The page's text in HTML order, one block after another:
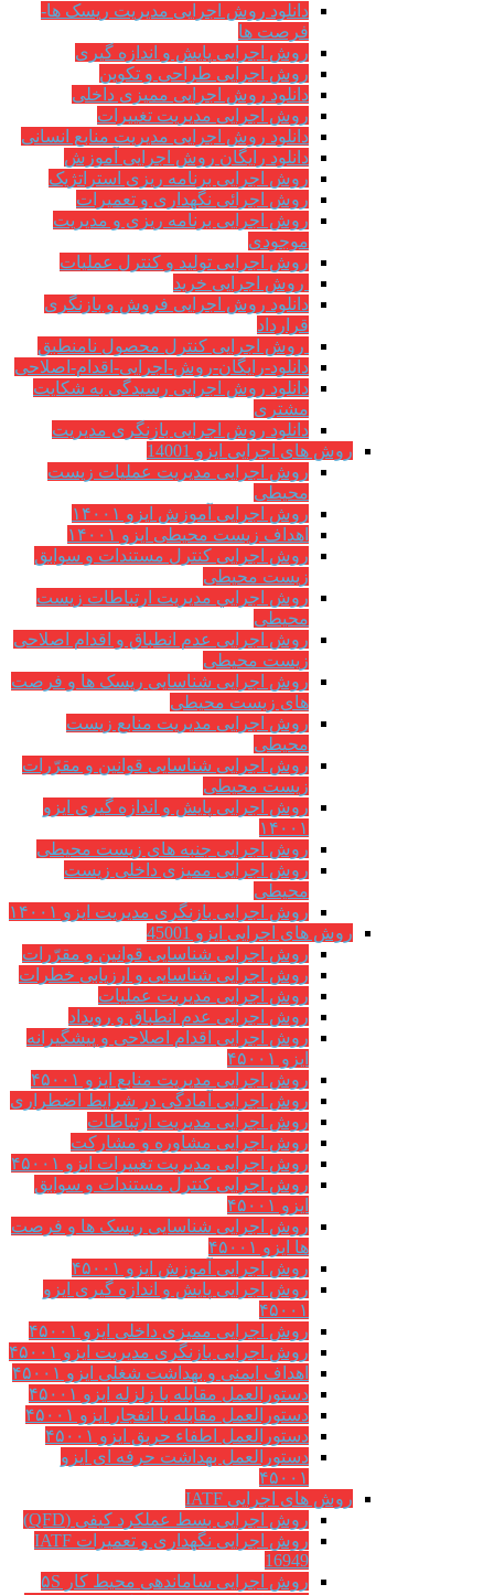
دانلود روش اجرایی مدیریت ریسک ها-
فرصت ها
روش اجرایی پایش و اندازه گیری
روش اجرایی طراحی و تکوین
دانلود روش اجرایی ممیزی داخلی
روش اجرایی مدیریت تغییرات
دانلود روش اجرایی مدیریت منابع انسانی
دانلود رایگان روش اجرایی آموزش
روش اجرایی برنامه ریزی استراتژیک
روش اجرائی نگهداری و تعمیرات
روش اجرایی برنامه ریزی و مدیریت
موجودی
روش اجرایی تولید و کنترل عملیات
روش اجرایی خرید
دانلود روش اجرایی فروش و بازنگری
قرارداد
روش اجرایی کنترل محصول نامنطبق
دانلود-رایگان-روش-اجرایی-اقدام-اصلاحی
دانلود روش اجرایی رسیدگی به شکایت
مشتری
دانلود روش اجرایی بازنگری مدیریت
روش های اجرایی ایزو 14001
روش اجرایی مدیریت عملیات زیست
محیطی
روش اجرایی آموزش ایزو ۱۴۰۰۱
اهداف زیست محیطی ایزو ۱۴۰۰۱
روش اجرایی کنترل مستندات و سوابق
زیست محیطی
روش اجرايي مدیریت ارتباطات زیست
محیطی
روش اجرایی عدم انطباق و اقدام اصلاحی
زیست محیطی
روش اجرایی شناسایی ریسک ها و فرصت
های زیست محیطی
روش اجرایی مدیریت منابع زیست
محیطی
روش اجرایی شناسایی قوانین و مقرّرات
زیست محیطی
روش اجرایی پایش و اندازه گیری ایزو
۱۴۰۰۱
روش اجرایی جنبه های زیست محیطی
روش اجرایی ممیزی داخلی زیست
محیطی
روش اجرایی بازنگری مدیریت ایزو ۱۴۰۰۱
روش های اجرایی ایزو 45001
روش اجرایی شناسایی قوانین و مقرّرات
روش اجرایی شناسایی و ارزیابی خطرات
روش اجرایی مدیریت عملیات
روش اجرایی عدم انطباق و رویداد
روش اجرایی اقدام اصلاحی و پیشگیرانه
ایزو ۴۵۰۰۱
روش اجرایی مدیریت منابع ایزو ۴۵۰۰۱
روش اجرایی آمادگی در شرایط اضطراری
روش اجرایی مدیریت ارتباطات
روش اجرایی مشاوره و مشارکت
روش اجرایی مدیریت تغییرات ایزو ۴۵۰۰۱
روش اجرایی کنترل مستندات و سوابق
ایزو ۴۵۰۰۱
روش اجرایی شناسایی ریسک ها و فرصت
ها ایزو ۴۵۰۰۱
روش اجرایی آموزش ایزو ۴۵۰۰۱
روش اجرایی پایش و اندازه گیری ایزو
۴۵۰۰۱
روش اجرایی ممیزی داخلی ایزو ۴۵۰۰۱
روش اجرایی بازنگری مدیریت ایزو ۴۵۰۰۱
اهداف ایمنی و بهداشت شغلی ایزو ۴۵۰۰۱
دستورالعمل مقابله با زلزله ایزو ۴۵۰۰۱
دستورالعمل مقابله با انفجار ایزو ۴۵۰۰۱
دستورالعمل اطفاء حریق ایزو ۴۵۰۰۱
دستورالعمل بهداشت حرفه ای ایزو
۴۵۰۰۱
روش های اجرایی IATF
روش اجرایی بسط عملکرد کیفی (QFD)
روش اجرایی نگهداری و تعمیرات IATF
16949
روش اجرایی ساماندهی محیط کار ۵S